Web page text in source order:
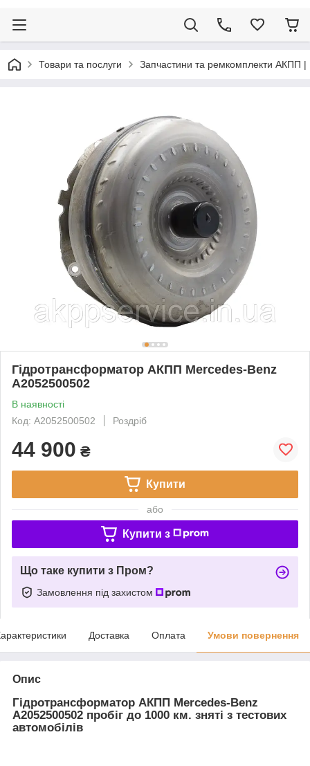
Товари та послуги Запчастини та ремкомплекти АКПП |
Гідротрансформатор АКПП Mercedes-Benz
A2052500502
В наявності
Код: A2052500502
Роздріб
44 900 ₴
Купити
або
Купити з
Що таке купити з Пром?
Замовлення під захистом
Доставка Оплата Умови повернення
Опис
Гідротрансформатор АКПП Mercedes-Benz
A2052500502 пробіг до 1000 км. зняті з тестових
автомобілів